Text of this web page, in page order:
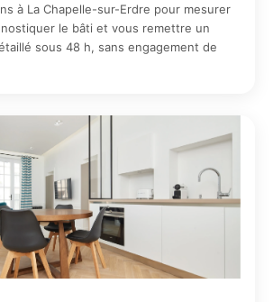
à La Chapelle-sur-Erdre pour mesurer
le bâti et vous remettre un
sous 48 h, sans engagement de